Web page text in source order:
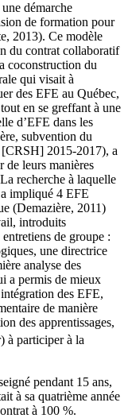
démarche
de formation pour
2013). Ce modèle
du contrat collaboratif
coconstruction du
qui visait à
des EFE au Québec,
en se greffant à une
d’EFE dans les
subvention du
[CRSH] 2015-2017), a
de leurs manières
recherche à laquelle
impliqué 4 EFE
(Demazière, 2011)
introduits
de groupe :
une directrice
analyse des
a permis de mieux
des EFE,
de manière
des apprentissages,
à participer à la
pendant 15 ans,
à sa quatrième année
à 100 %.